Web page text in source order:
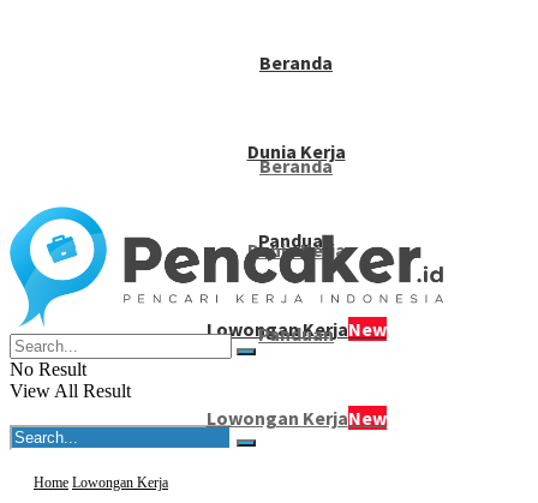
Beranda
Dunia Kerja
Panduan
Lowongan KerjaNew
Beranda
Dunia Kerja
Panduan
Lowongan KerjaNew
No Result
View All Result
Home Lowongan Kerja